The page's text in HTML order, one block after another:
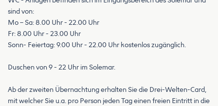
sind von:
Mo – Sa: 8.00 Uhr - 22.00 Uhr
Fr: 8.00 Uhr - 23.00 Uhr
Sonn- Feiertag: 9.00 Uhr - 22.00 Uhr kostenlos zugänglich.
Duschen von 9 - 22 Uhr im Solemar.
Ab der zweiten Übernachtung erhalten Sie die Drei-Welten-Card,
mit welcher Sie u.a. pro Person jeden Tag einen freien Eintritt in die